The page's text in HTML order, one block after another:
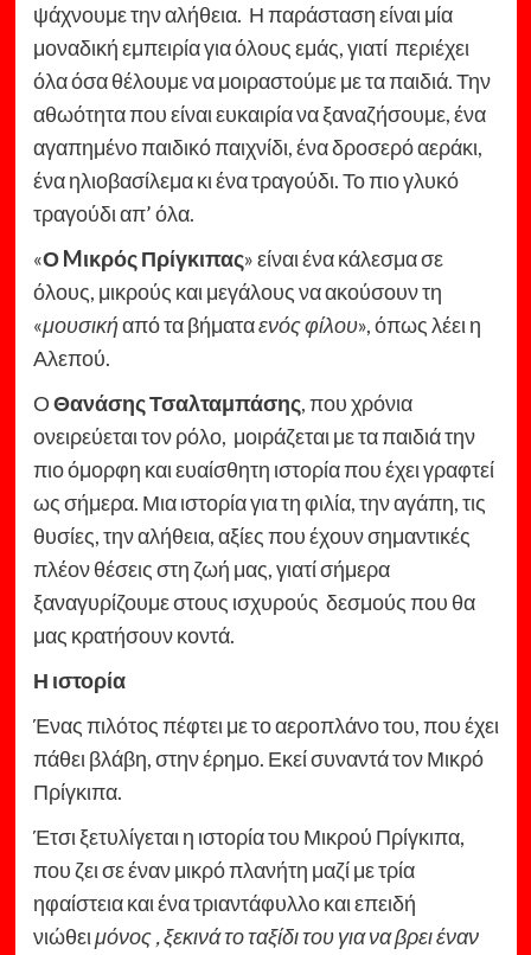
ψάχνουμε την αλήθεια. Η παράσταση είναι μία
μοναδική εμπειρία για όλους εμάς, γιατί περιέχει
όλα όσα θέλουμε να μοιραστούμε με τα παιδιά. Την
αθωότητα που είναι ευκαιρία να ξαναζήσουμε, ένα
αγαπημένο παιδικό παιχνίδι, ένα δροσερό αεράκι,
ένα ηλιοβασίλεμα κι ένα τραγούδι. Το πιο γλυκό
τραγούδι απ’ όλα.
«ΟMικρός Πρίγκιπας» είναι ένα κάλεσμα σε
όλους, μικρούς και μεγάλους να ακούσουν τη
«μουσικήαπό τα βήματαενός φίλου», όπως λέει η
Αλεπού.
ΟΘανάσης Τσαλταμπάσης, που χρόνια
ονειρεύεται τον ρόλο, μοιράζεται με τα παιδιά την
πιο όμορφη και ευαίσθητη ιστορία που έχει γραφτεί
ως σήμερα. Μια ιστορία για τη φιλία, την αγάπη, τις
θυσίες, την αλήθεια, αξίες που έχουν σημαντικές
πλέον θέσεις στη ζωή μας, γιατί σήμερα
ξαναγυρίζουμε στους ισχυρούς δεσμούς που θα
μας κρατήσουν κοντά.
Η ιστορία
Ένας πιλότος πέφτει με το αεροπλάνο του, που έχει
πάθει βλάβη, στην έρημο. Εκεί συναντά τον Μικρό
Πρίγκιπα.
Έτσι ξετυλίγεται η ιστορία του Μικρού Πρίγκιπα,
που ζει σε έναν μικρό πλανήτη μαζί με τρία
ηφαίστεια και ένα τριαντάφυλλο και επειδή
νιώθειμόνος , ξεκινά το ταξίδι του για να βρει έναν